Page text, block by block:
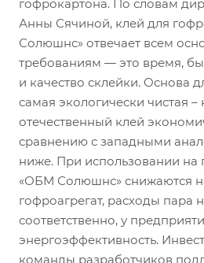
гофрокартона. По словам
Анны Сячиной, клей для
Солюшнс» отвечает всем
требованиям — это время,
и качество склейки. Основа
самая экологически чистая
отечественный клей
сравнению с западными
ниже. При использовании на
«ОБМ Солюшнс» снижаются
гофроагрегат, расходы пара
соответственно, у
энергоэффективность.
команды разработчиков